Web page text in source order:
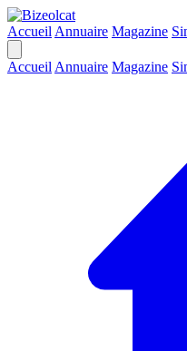
Accueil Annuaire Magazine
Accueil Annuaire Magazine